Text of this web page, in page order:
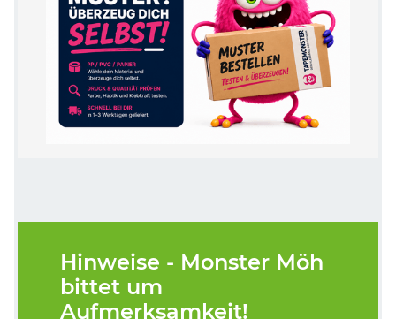
Hinweise - Monster Möh
bittet um
Aufmerksamkeit!